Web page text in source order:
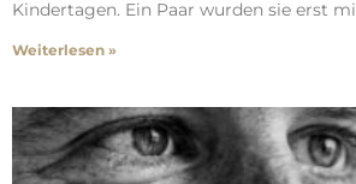
Kindertagen. Ein Paar wurden sie erst
Weiterlesen »